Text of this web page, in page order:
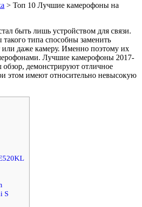
> Топ 10 Лучшие камерофоны на
быть лишь устройством для связи.
типа способны заменить
даже камеру. Именно поэтому их
Лучшие камерофоны 2017-
демонстрируют отличное
этом имеют относительно невысокую
S